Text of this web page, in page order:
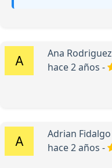
Ana Rodriguez
hace 2 años -
Adrian Fidalgo
hace 2 años -